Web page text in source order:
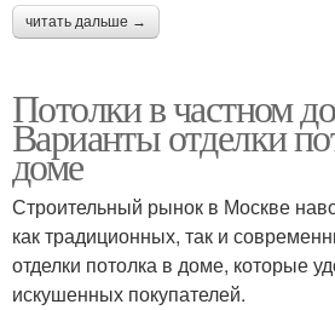
читать дальше →
Потолки в частном
Варианты отделки
доме
Строительный рынок в Москве
как традиционных, так и
отделки потолка в доме, которые
искушенных покупателей.